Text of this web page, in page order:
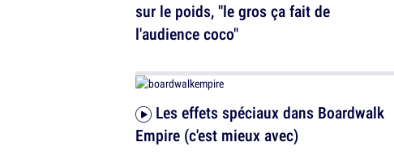
sur le poids, "le gros ça fait de
l'audience coco"
Empire (c'est mieux avec)